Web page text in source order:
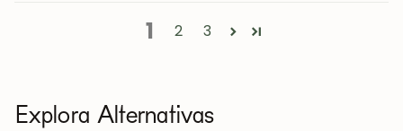
1 2 3
Explora Alternativas